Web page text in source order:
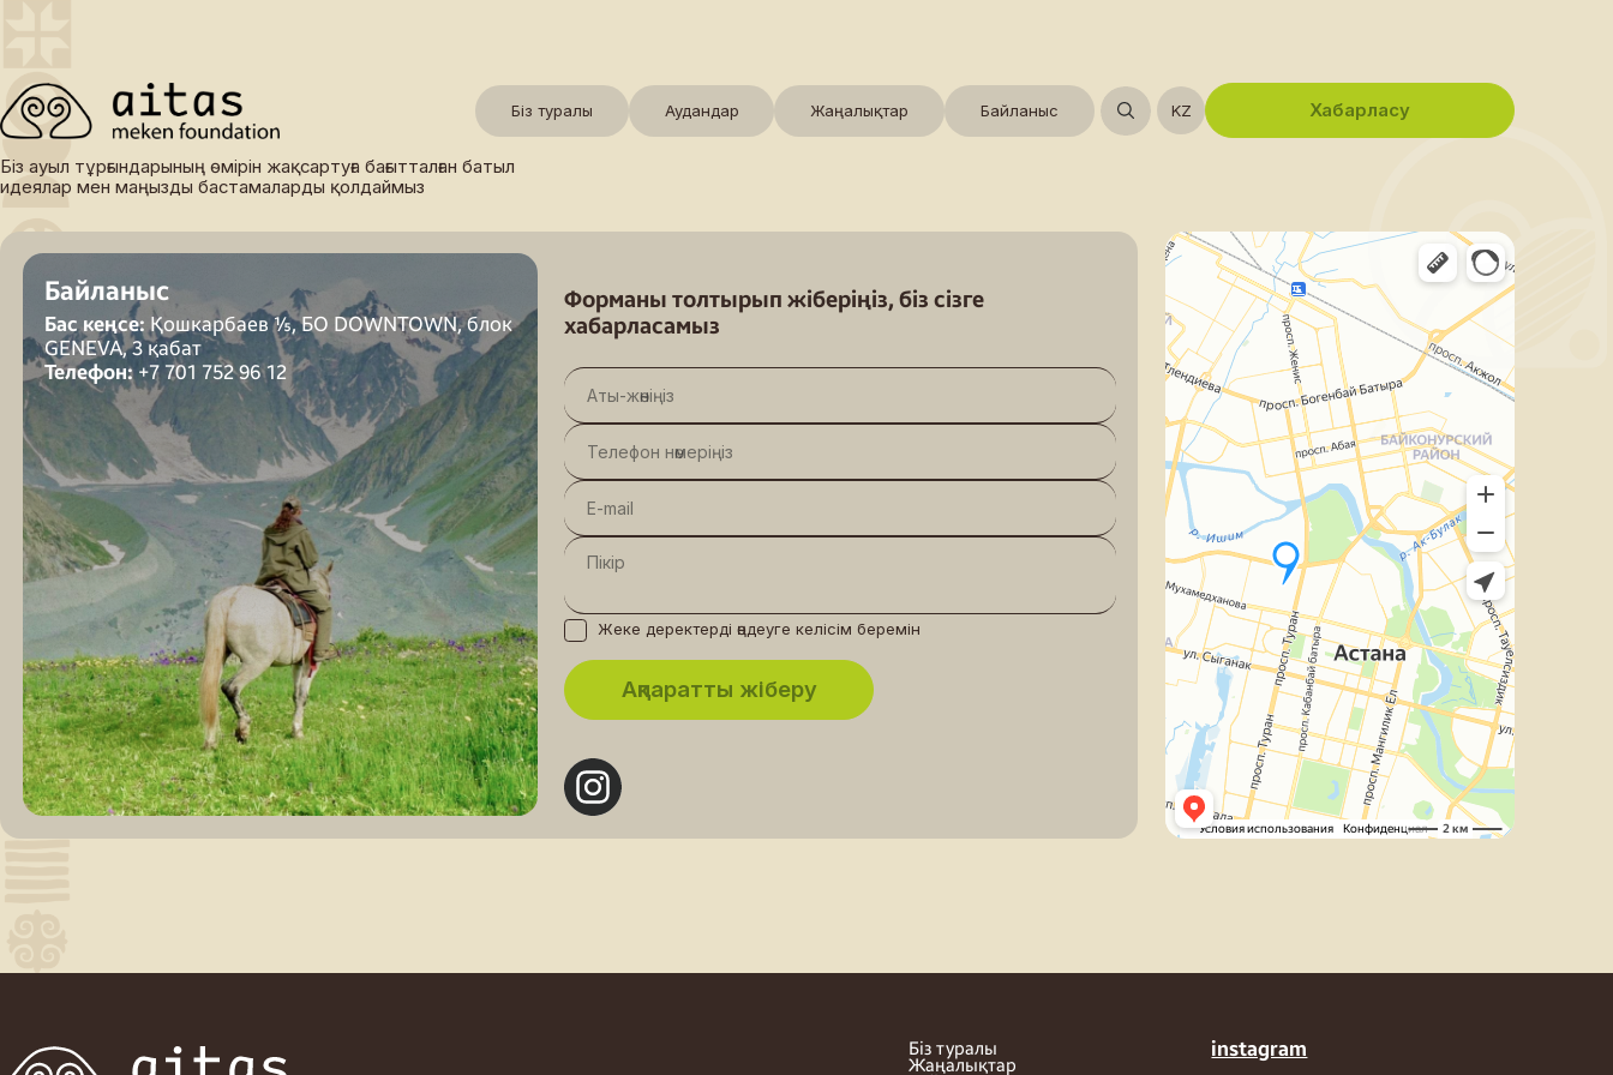
Біз туралы
Есептер
Аудандар Жаңалықтар Байланыс KZ Хабарласу
Біз ауыл тұрғындарының өмірін жақсартуға бағытталған батыл
идеялар мен маңызды бастамаларды қолдаймыз
Байланыс
Бас кеңсе:Қошкарбаев ⅕, БО DOWNTOWN, блок
GENEVA, 3 қабат
Телефон:+7 701 752 96 12
Форманы толтырып жіберіңіз, біз сізге
хабарласамыз
Жеке деректерді өңдеуге келісім беремін
Біз туралы
Жаңалықтар
instagram